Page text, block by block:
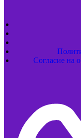
Согласие на